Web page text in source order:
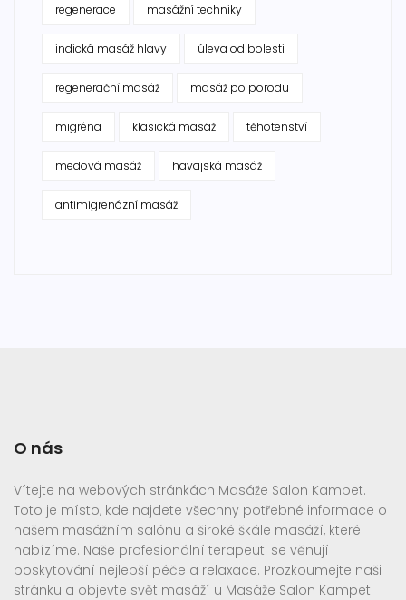
regenerace masážní techniky
indická masáž hlavy úleva od bolesti
regenerační masáž masáž po porodu
migréna klasická masáž těhotenství
medová masáž havajská masáž
antimigrenózní masáž
O nás
Vítejte na webových stránkách Masáže Salon Kampet.
Toto je místo, kde najdete všechny potřebné informace o
našem masážním salónu a široké škále masáží, které
nabízíme. Naše profesionální terapeuti se věnují
poskytování nejlepší péče a relaxace. Prozkoumejte naši
stránku a objevte svět masáží u Masáže Salon Kampet.